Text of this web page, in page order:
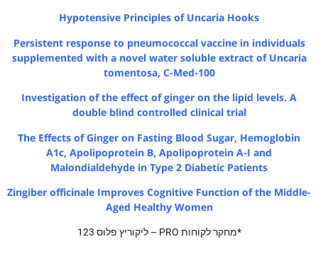
Hypotensive Principles of Uncaria Hooks
Persistent response to pneumococcal vaccine in individuals
supplemented with a novel water soluble extract of Uncaria
tomentosa, C-Med-100
Investigation of the effect of ginger on the lipid levels. A
double blind controlled clinical trial
The Effects of Ginger on Fasting Blood Sugar, Hemoglobin
A1c, Apolipoprotein B, Apolipoprotein A-I and
Malondialdehyde in Type 2 Diabetic Patients
Zingiber officinale Improves Cognitive Function of the Middle-
Aged Healthy Women
*מחקר לקוחות PRO – ליקוריץ פלוס 123